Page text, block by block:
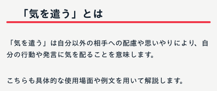
「気を遣う」とは
「気を遣う」は自分以外の相手への配慮や思いやりにより、自
分の行動や発言に気を配ることを意味します。
こちらも具体的な使用場面や例文を用いて解説します。